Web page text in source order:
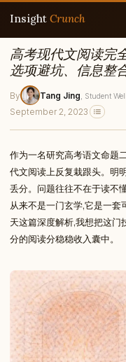
Insight Crunch
高考现代文阅读完
选项避坑、信息整
By Tang Jing , Student
September 2, 2023
作为一名研究高考语文命题
代文阅读上反复栽跟头。明
丢分。问题往往不在于读不
从来不是一门玄学,它是一
天这篇深度解析,我想把这
分的阅读分稳稳收入囊中。